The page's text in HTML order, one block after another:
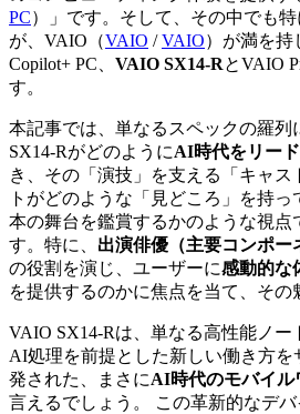
PC）
」です。そして、その中でも
が、 VAIO（VAIO /VAIO） が満を持
Copilot+ PC、 VAIO SX14-RとVAIO
す。
本記事では、単なるスペックの羅列
SX14-RがどのようにAI時代をリード
き、その「演技」を支える「キャス
トがどのような「見どころ」を持
本の舞台を鑑賞するかのような視点
す。特に、 出演俳優（主要コンポー
の役割を演じ、ユーザーに感動的な
を提供するのかに焦点を当て、その
VAIO SX14-Rは、単なる高性能ノー
AI処理を前提とした新しい働き方を
発された、まさにAI時代のモバイル
言えるでしょう。 この革新的なデ